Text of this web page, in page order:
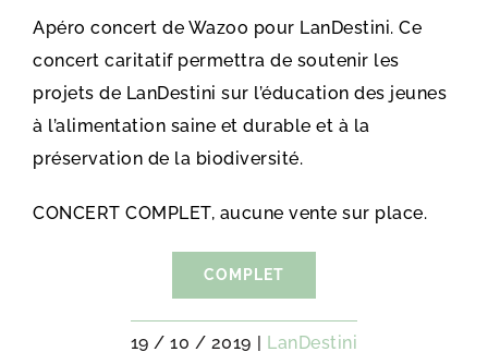
Apéro concert de Wazoo pour LanDestini. Ce
concert caritatif permettra de soutenir les
projets de LanDestini sur l’éducation des jeunes
à l’alimentation saine et durable et à la
préservation de la biodiversité.
CONCERT COMPLET, aucune vente sur place.
COMPLET
19 / 10 / 2019 | LanDestini